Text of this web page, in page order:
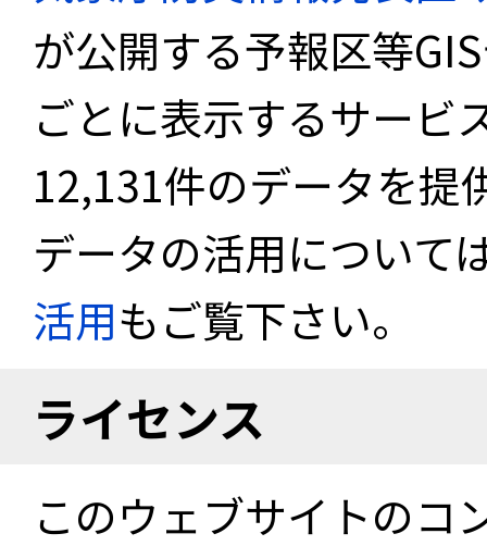
が公開する予報区等
ごとに表示するサービ
12,131件のデータを提
データの活用について
活用もご覧下さい。
ライセンス
このウェブサイトのコ